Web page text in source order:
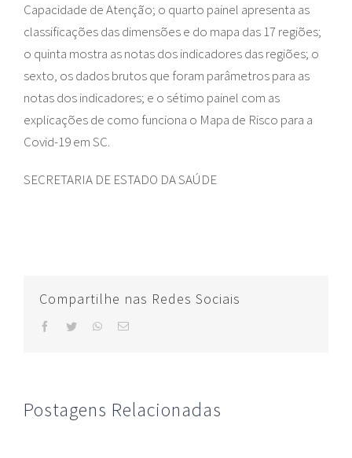
Capacidade de Atenção; o quarto painel apresenta as
classificações das dimensões e do mapa das 17 regiões;
o quinta mostra as notas dos indicadores das regiões; o
sexto, os dados brutos que foram parâmetros para as
notas dos indicadores; e o sétimo painel com as
explicações de como funciona o Mapa de Risco para a
Covid-19 em SC.
SECRETARIA DE ESTADO DA SAÚDE
Compartilhe nas Redes Sociais
facebooktwitterwhatsapp
Postagens Relacionadas